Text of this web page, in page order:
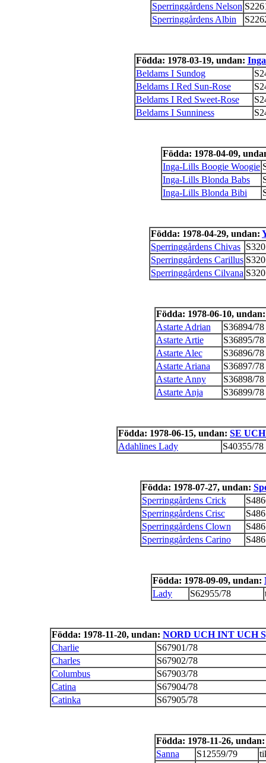
Sperringgårdens Nelson
Sperringgårdens Albin
Födda: 1978-03-19, undan:
Beldams I Sundog
Beldams I Red Sun-Rose
Beldams I Red Sweet-Rose
Beldams I Sunniness
Födda: 1978-04-09,
Inga-Lills Boogie Woogie
Inga-Lills Blonda Babs
Inga-Lills Blonda Bibi
Födda: 1978-04-29, undan:
Sperringgårdens Chivas
Sperringgårdens Carillus
Sperringgårdens Cilvana
Födda: 1978-06-10,
Astarte Adrian
S36894/78
Astarte Artie
S36895/78
Astarte Alec
S36896/78
Astarte Ariana
S36897/78
Astarte Anny
S36898/78
Astarte Anja
S36899/78
Födda: 1978-06-15, undan: SE
Adahlines Lady
S40355/78
Födda: 1978-07-27, undan:
Sperringgårdens Crick
Sperringgårdens Crisc
Sperringgårdens Clown
Sperringgårdens Carino
Födda: 1978-09-09, undan:
Lady
S62955/78
Födda: 1978-11-20, undan: NORD UCH INT UCH
Charlie
S67901/78
Charles
S67902/78
Columbus
S67903/78
Catina
S67904/78
Catinka
S67905/78
Födda: 1978-11-26,
Sanna
S12559/79